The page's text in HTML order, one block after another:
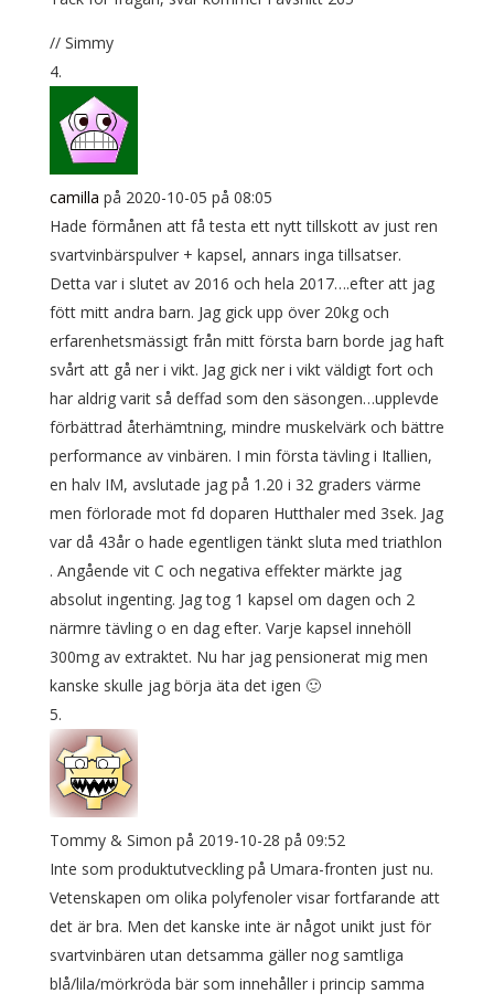
// Simmy
camilla på 2020-10-05 på 08:05
Hade förmånen att få testa ett nytt tillskott av just ren
svartvinbärspulver + kapsel, annars inga tillsatser.
Detta var i slutet av 2016 och hela 2017….efter att jag
fött mitt andra barn. Jag gick upp över 20kg och
erfarenhetsmässigt från mitt första barn borde jag haft
svårt att gå ner i vikt. Jag gick ner i vikt väldigt fort och
har aldrig varit så deffad som den säsongen…upplevde
förbättrad återhämtning, mindre muskelvärk och bättre
performance av vinbären. I min första tävling i Itallien,
en halv IM, avslutade jag på 1.20 i 32 graders värme
men förlorade mot fd doparen Hutthaler med 3sek. Jag
var då 43år o hade egentligen tänkt sluta med triathlon
. Angående vit C och negativa effekter märkte jag
absolut ingenting. Jag tog 1 kapsel om dagen och 2
närmre tävling o en dag efter. Varje kapsel innehöll
300mg av extraktet. Nu har jag pensionerat mig men
kanske skulle jag börja äta det igen 🙂
Tommy & Simon på 2019-10-28 på 09:52
Inte som produktutveckling på Umara-fronten just nu.
Vetenskapen om olika polyfenoler visar fortfarande att
det är bra. Men det kanske inte är något unikt just för
svartvinbären utan detsamma gäller nog samtliga
blå/lila/mörkröda bär som innehåller i princip samma